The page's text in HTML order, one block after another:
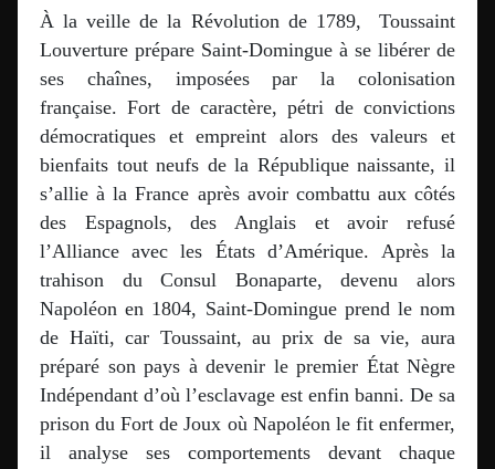
À la veille de la Révolution de 1789, Toussaint
Louverture prépare Saint-Domingue à se libérer de
ses chaînes, imposées par la colonisation
française. Fort de caractère, pétri de convictions
démocratiques et empreint alors des valeurs et
bienfaits tout neufs de la République naissante, il
s’allie à la France après avoir combattu aux côtés
des Espagnols, des Anglais et avoir refusé
l’Alliance avec les États d’Amérique. Après la
trahison du Consul Bonaparte, devenu alors
Napoléon en 1804, Saint-Domingue prend le nom
de Haïti, car Toussaint, au prix de sa vie, aura
préparé son pays à devenir le premier État Nègre
Indépendant d’où l’esclavage est enfin banni. De sa
prison du Fort de Joux où Napoléon le fit enfermer,
il analyse ses comportements devant chaque